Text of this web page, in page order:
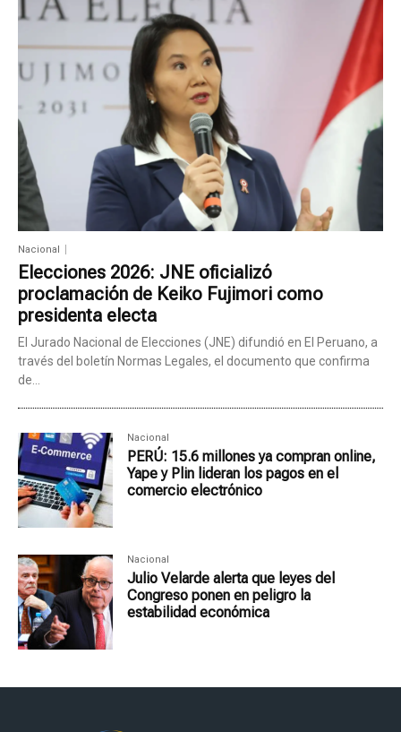
Nacional
Elecciones 2026: JNE oficializó
proclamación de Keiko Fujimori como
presidenta electa
El Jurado Nacional de Elecciones (JNE) difundió en El Peruano, a
través del boletín Normas Legales, el documento que confirma
de...
Nacional
PERÚ: 15.6 millones ya compran online,
Yape y Plin lideran los pagos en el
comercio electrónico
Nacional
Julio Velarde alerta que leyes del
Congreso ponen en peligro la
estabilidad económica